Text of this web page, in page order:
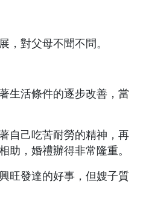
，對父母不聞不問。
生活條件的逐步改善，當
自己吃苦耐勞的精神，再
助，婚禮辦得非常隆重。
旺發達的好事，但嫂子質